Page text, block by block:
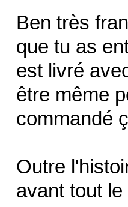
Ben très
que tu as
est livré
être même
commandé
Outre
avant tout